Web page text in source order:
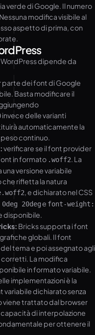
verde di Google. Il numero
modifica visibile al
aspetto di prima, con
dipende da
parte dei font di Google
Basta modificare il
invece delle varianti
automaticamente la
peso continuo.
verificare se il font provider
in formato .woff2. La
versione variabile
che rifletta la natura
, e dichiarato nel CSS
20dege font-weight:
disponibile.
Bricks supporta i font
globali. Il font
tema e poi assegnato agli
La modifica
in formato variabile.
implementazioni è la
variabile dichiarato senza
viene trattato dal browser
di interpolazione
per ottenere il